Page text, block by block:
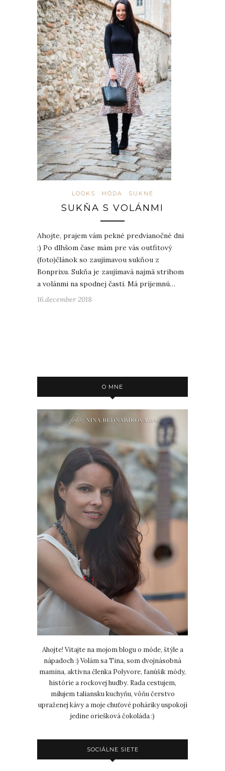
LOOKS MÓDA SUKNE
SUKŇA S VOLÁNMI
Ahojte, prajem vám pekné predvianočné dni
:) Po dlhšom čase mám pre vás outfitový
(foto)článok so zaujímavou sukňou z
Bonprixu. Sukňa je zaujímavá najmä strihom
a volánmi na spodnej časti. Má príjemnú…
16.december 2018
O MNE
Ahojte! Vitajte na mojom blogu o móde, štýle a
nápadoch :) Volám sa Tina, som dvojnásobná
mamina, aktívna členka Polyvore, fanúšik módy,
histórie a rockovej hudby. Rada cestujem,
milujem taliansku kuchyňu, vôňu čerstvo
upraženej kávy a moje chuťové poháriky uspokojí
jedine oriešková čokoláda :)
SOCIÁLNE SIETE